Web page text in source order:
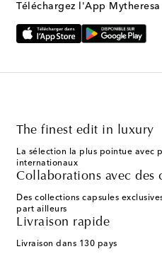
Téléchargez l'App Mytheresa
The finest edit in luxury
La sélection la plus pointue avec
internationaux
Collaborations avec des
Des collections capsules
part ailleurs
Livraison rapide
Livraison dans 130 pays